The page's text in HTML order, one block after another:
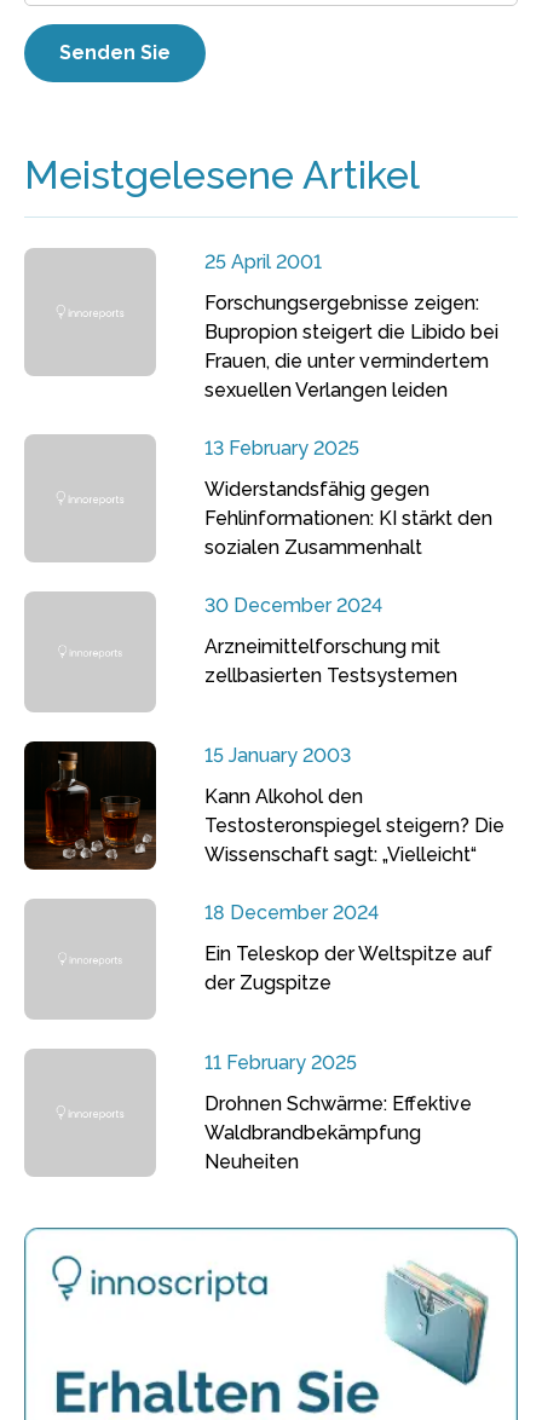
Meistgelesene Artikel
25 April 2001
Forschungsergebnisse zeigen:
Bupropion steigert die Libido bei
Frauen, die unter vermindertem
sexuellen Verlangen leiden
13 February 2025
Widerstandsfähig gegen
Fehlinformationen: KI stärkt den
sozialen Zusammenhalt
30 December 2024
Arzneimittelforschung mit
zellbasierten Testsystemen
15 January 2003
Kann Alkohol den
Testosteronspiegel steigern? Die
Wissenschaft sagt: „Vielleicht“
18 December 2024
Ein Teleskop der Weltspitze auf
der Zugspitze
11 February 2025
Drohnen Schwärme: Effektive
Waldbrandbekämpfung
Neuheiten